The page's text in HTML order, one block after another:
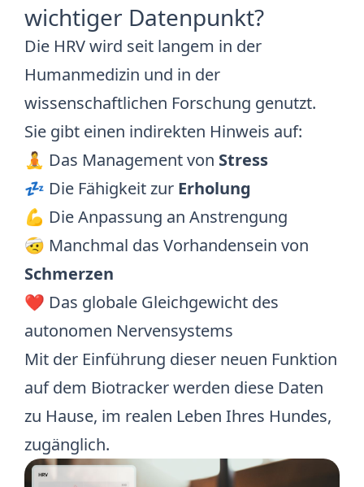
wichtiger Datenpunkt?
Die HRV wird seit langem in der
Humanmedizin und in der
wissenschaftlichen Forschung genutzt.
Sie gibt einen indirekten Hinweis auf:
🧘 Das Management von Stress
💤 Die Fähigkeit zur Erholung
💪 Die Anpassung an Anstrengung
🤕 Manchmal das Vorhandensein von
Schmerzen
❤️ Das globale Gleichgewicht des
autonomen Nervensystems
Mit der Einführung dieser neuen Funktion
auf dem Biotracker werden diese Daten
zu Hause, im realen Leben Ihres Hundes,
zugänglich.